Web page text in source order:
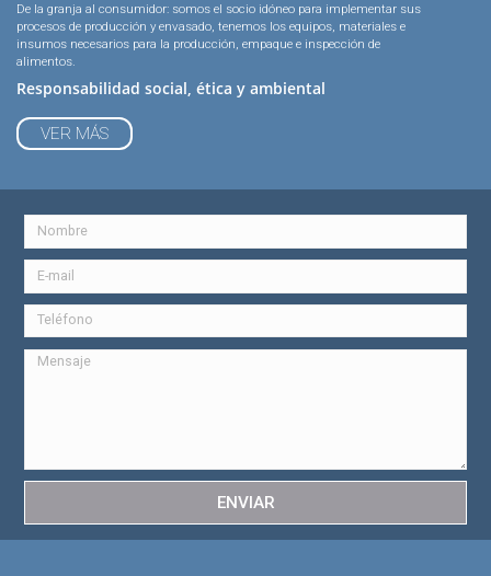
De la granja al consumidor: somos el socio idóneo para implementar sus
procesos de producción y envasado, tenemos los equipos, materiales e
insumos necesarios para la producción, empaque e inspección de
alimentos.
Responsabilidad social, ética y ambiental
VER MÁS
ENVIAR